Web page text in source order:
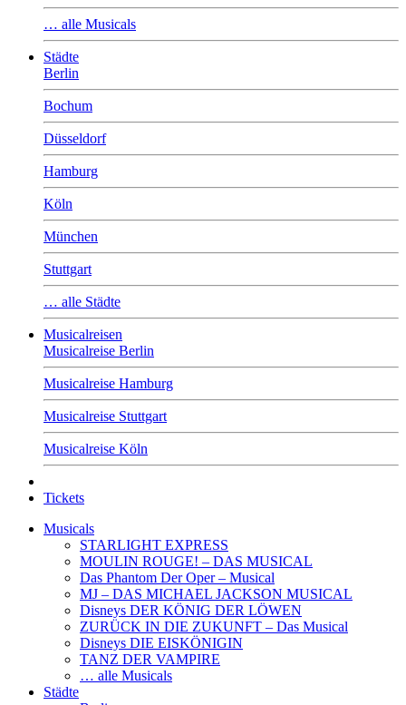
… alle Musicals
Städte
Berlin
Bochum
Düsseldorf
Hamburg
Köln
München
Stuttgart
… alle Städte
Musicalreisen
Musicalreise Berlin
Musicalreise Hamburg
Musicalreise Stuttgart
Musicalreise Köln
Tickets
Musicals
STARLIGHT EXPRESS
MOULIN ROUGE! – DAS MUSICAL
Das Phantom Der Oper – Musical
MJ – DAS MICHAEL JACKSON MUSICAL
Disneys DER KÖNIG DER LÖWEN
ZURÜCK IN DIE ZUKUNFT – Das Musical
Disneys DIE EISKÖNIGIN
TANZ DER VAMPIRE
… alle Musicals
Städte